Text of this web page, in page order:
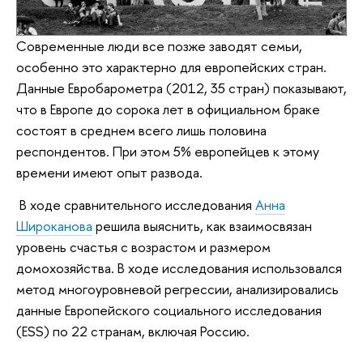
Современные люди все позже заводят семьи,
особенно это характерно для европейских стран.
Данные Евробарометра (2012, 35 стран) показывают,
что в Европе до сорока лет в официальном браке
состоят в среднем всего лишь половина
респондентов. При этом 5% европейцев к этому
времени имеют опыт развода.
В ходе сравнительного исследования Анна
Широканова решила выяснить, как взаимосвязан
уровень счастья с возрастом и размером
домохозяйства. В ходе исследования использовался
метод многоуровневой регрессии, анализировались
данные Европейского социального исследования
(ESS) по 22 странам, включая Россию.